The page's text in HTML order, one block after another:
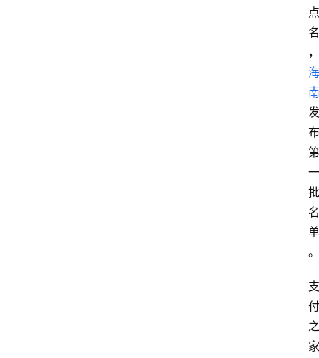
点
名
，
海
南
发
布
第
一
批
名
单
。
支
付
之
家